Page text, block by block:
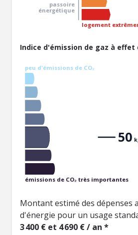
logement
passoire
énergétique
Indice d'émission de gaz à effet
peu d'émissions de CO₂
émissions de CO₂ très importantes
50
Montant estimé des dépenses
d'énergie pour un usage
3 400 € et 4 690 € / an *